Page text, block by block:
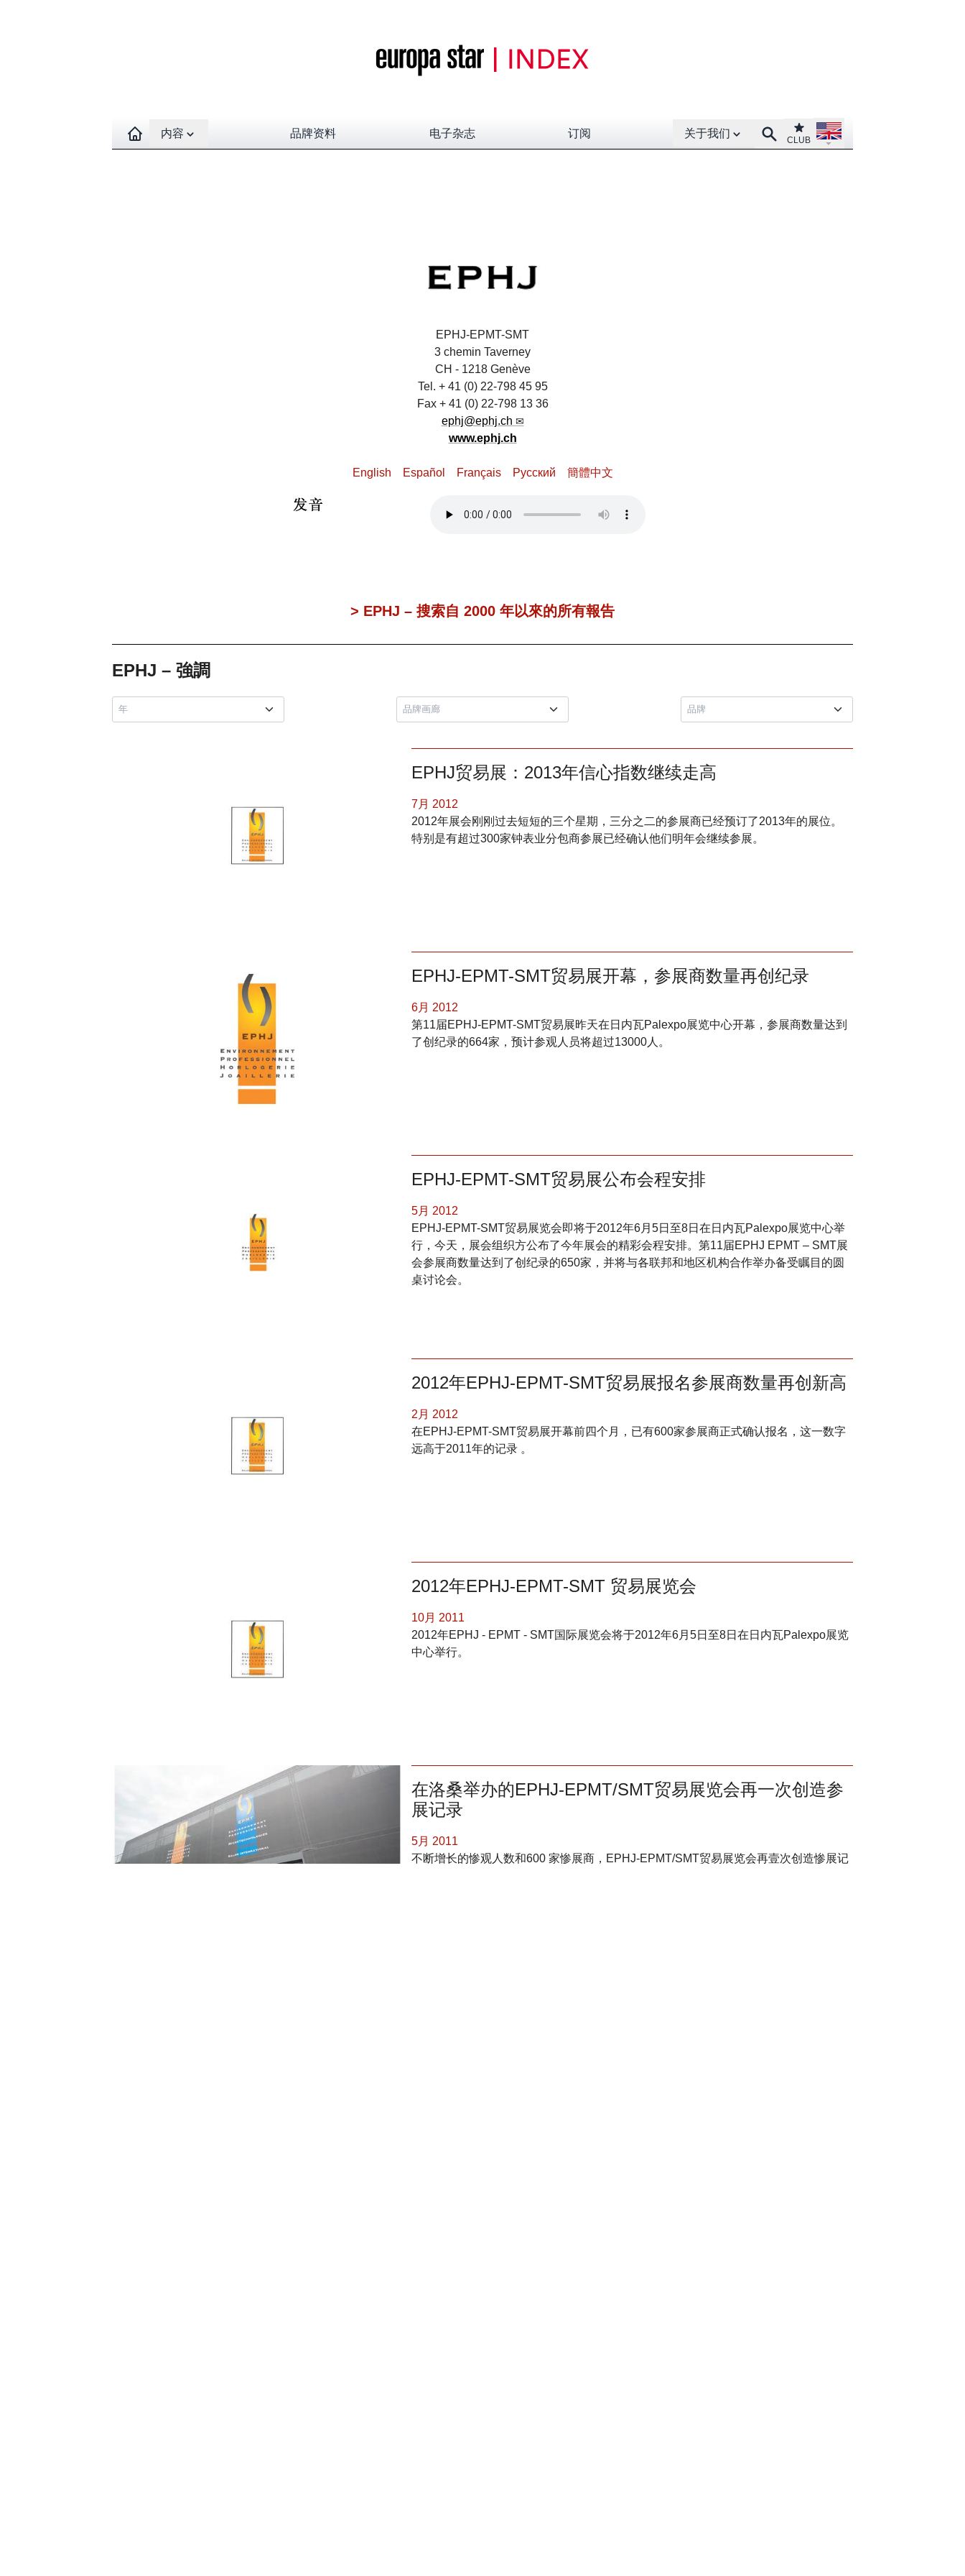
Open contents menu
内容 品牌资料 电子杂志 订阅
Open About menu
关于我们 SearchClub
CLUB
Open language menu
EPHJ-EPMT-SMT
3 chemin Taverney
CH - 1218 Genève
Tel. + 41 (0) 22-798 45 95
Fax + 41 (0) 22-798 13 36
ephj@ephj.ch
www.ephj.ch
English Español Français Pусский 簡體中文
> EPHJ – 搜索自 2000 年以來的所有報告
EPHJ – 強調
EPHJ贸易展：2013年信心指数继续走高
7月 2012
2012年展会刚刚过去短短的三个星期，三分之二的参展商已经预订了2013年的展位。
特别是有超过300家钟表业分包商参展已经确认他们明年会继续参展。
EPHJ-EPMT-SMT贸易展开幕，参展商数量再创纪录
6月 2012
第11届EPHJ-EPMT-SMT贸易展昨天在日内瓦Palexpo展览中心开幕，参展商数量达到
了创纪录的664家，预计参观人员将超过13000人。
EPHJ-EPMT-SMT贸易展公布会程安排
5月 2012
EPHJ-EPMT-SMT贸易展览会即将于2012年6月5日至8日在日内瓦Palexpo展览中心举
行，今天，展会组织方公布了今年展会的精彩会程安排。第11届EPHJ EPMT – SMT展
会参展商数量达到了创纪录的650家，并将与各联邦和地区机构合作举办备受瞩目的圆
桌讨论会。
2012年EPHJ-EPMT-SMT贸易展报名参展商数量再创新高
2月 2012
在EPHJ-EPMT-SMT贸易展开幕前四个月，已有600家参展商正式确认报名，这一数字
远高于2011年的记录 。
2012年EPHJ-EPMT-SMT 贸易展览会
10月 2011
2012年EPHJ - EPMT - SMT国际展览会将于2012年6月5日至8日在日内瓦Palexpo展览
中心举行。
在洛桑举办的EPHJ-EPMT/SMT贸易展览会再一次创造参
展记录
5月 2011
不断增长的惨观人数和600 家惨展商，EPHJ-EPMT/SMT贸易展览会再壹次创造惨展记